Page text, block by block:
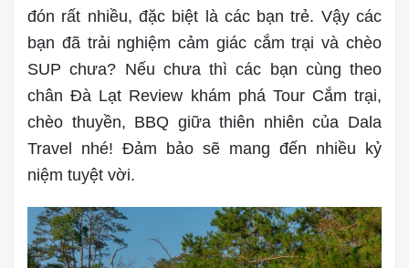
đón rất nhiều, đặc biệt là các bạn trẻ. Vậy các
bạn đã trải nghiệm cảm giác cắm trại và chèo
SUP chưa? Nếu chưa thì các bạn cùng theo
chân Đà Lạt Review khám phá Tour Cắm trại,
chèo thuyền, BBQ giữa thiên nhiên của Dala
Travel nhé! Đảm bảo sẽ mang đến nhiều kỷ
niệm tuyệt vời.